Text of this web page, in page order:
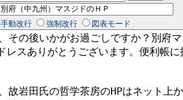
手動改行 強制改行 図表モード